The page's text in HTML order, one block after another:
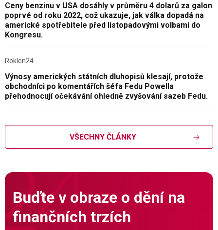
Ceny benzinu v USA dosáhly v průměru 4 dolarů za galon
poprvé od roku 2022, což ukazuje, jak válka dopadá na
americké spotřebitele před listopadovými volbami do
Kongresu.
Roklen24
Výnosy amerických státních dluhopisů klesají, protože
obchodníci po komentářích šéfa Fedu Powella
přehodnocují očekávání ohledně zvyšování sazeb Fedu.
VŠECHNY ČLÁNKY
Buďte v obraze o dění na
finančních trzích